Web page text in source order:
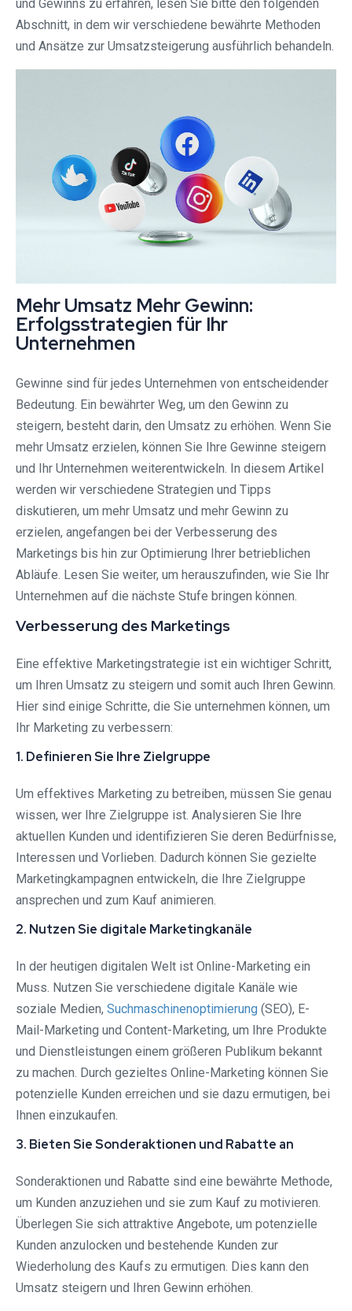
und Gewinns zu erfahren, lesen Sie bitte den folgenden
Abschnitt, in dem wir verschiedene bewährte Methoden
und Ansätze zur Umsatzsteigerung ausführlich behandeln.
Mehr Umsatz Mehr Gewinn:
Erfolgsstrategien für Ihr
Unternehmen
Gewinne sind für jedes Unternehmen von entscheidender
Bedeutung. Ein bewährter Weg, um den Gewinn zu
steigern, besteht darin, den Umsatz zu erhöhen. Wenn Sie
mehr Umsatz erzielen, können Sie Ihre Gewinne steigern
und Ihr Unternehmen weiterentwickeln. In diesem Artikel
werden wir verschiedene Strategien und Tipps
diskutieren, um mehr Umsatz und mehr Gewinn zu
erzielen, angefangen bei der Verbesserung des
Marketings bis hin zur Optimierung Ihrer betrieblichen
Abläufe. Lesen Sie weiter, um herauszufinden, wie Sie Ihr
Unternehmen auf die nächste Stufe bringen können.
Verbesserung des Marketings
Eine effektive Marketingstrategie ist ein wichtiger Schritt,
um Ihren Umsatz zu steigern und somit auch Ihren Gewinn.
Hier sind einige Schritte, die Sie unternehmen können, um
Ihr Marketing zu verbessern:
1. Definieren Sie Ihre Zielgruppe
Um effektives Marketing zu betreiben, müssen Sie genau
wissen, wer Ihre Zielgruppe ist. Analysieren Sie Ihre
aktuellen Kunden und identifizieren Sie deren Bedürfnisse,
Interessen und Vorlieben. Dadurch können Sie gezielte
Marketingkampagnen entwickeln, die Ihre Zielgruppe
ansprechen und zum Kauf animieren.
2. Nutzen Sie digitale Marketingkanäle
In der heutigen digitalen Welt ist Online-Marketing ein
Muss. Nutzen Sie verschiedene digitale Kanäle wie
soziale Medien, Suchmaschinenoptimierung (SEO), E-
Mail-Marketing und Content-Marketing, um Ihre Produkte
und Dienstleistungen einem größeren Publikum bekannt
zu machen. Durch gezieltes Online-Marketing können Sie
potenzielle Kunden erreichen und sie dazu ermutigen, bei
Ihnen einzukaufen.
3. Bieten Sie Sonderaktionen und Rabatte an
Sonderaktionen und Rabatte sind eine bewährte Methode,
um Kunden anzuziehen und sie zum Kauf zu motivieren.
Überlegen Sie sich attraktive Angebote, um potenzielle
Kunden anzulocken und bestehende Kunden zur
Wiederholung des Kaufs zu ermutigen. Dies kann den
Umsatz steigern und Ihren Gewinn erhöhen.